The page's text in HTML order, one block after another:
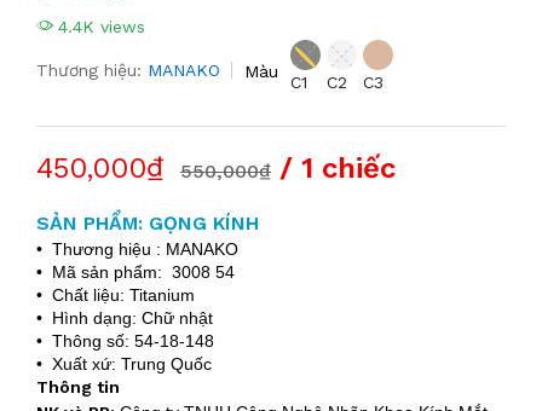
4.4K views
Thương hiệu: MANAKO Màu
C1 C2 C3
450,000₫ 550,000₫ / 1 chiếc
SẢN PHẨM: GỌNG KÍNH
• Thương hiệu : MANAKO
• Mã sản phẩm: 3008 54
• Chất liệu: Titanium
• Hình dạng: Chữ nhật
• Thông số: 54-18-148
• Xuất xứ: Trung Quốc
Thông tin